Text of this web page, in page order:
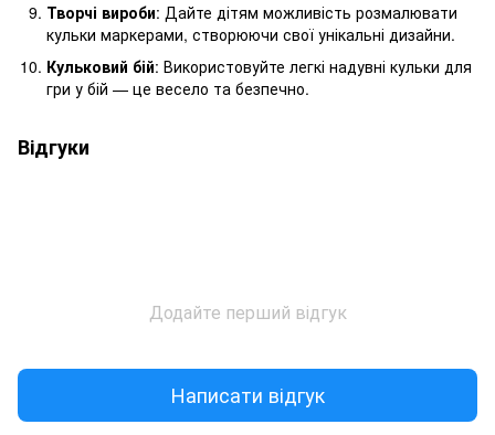
Творчі вироби: Дайте дітям можливість розмалювати
кульки маркерами, створюючи свої унікальні дизайни.
Кульковий бій: Використовуйте легкі надувні кульки для
гри у бій — це весело та безпечно.
Відгуки
Додайте перший відгук
Написати відгук